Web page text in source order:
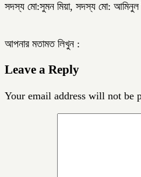
সদস্য মো:সুমন মিয়া, সদস্য মো: আমিনুল
আপনার মতামত লিখুন :
Leave a Reply
Your email address will not be